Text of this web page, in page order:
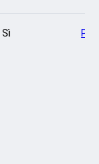
Sì